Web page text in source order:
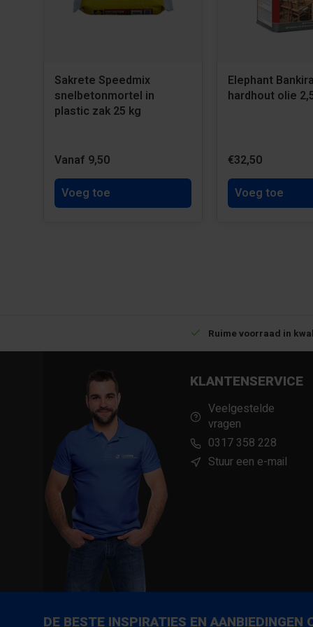
Sakrete Speedmix
snelbetonmortel in
plastic zak 25 kg
Vanaf 9,50
Voeg toe
Elephant
hardhout olie
€32,50
Voeg toe
Ruime voorraad in
KLANTENSERVICE
Veelgestelde
vragen
0317 358 228
Stuur een e-mail
DE BESTE INSPIRATIES EN AANBIEDINGEN